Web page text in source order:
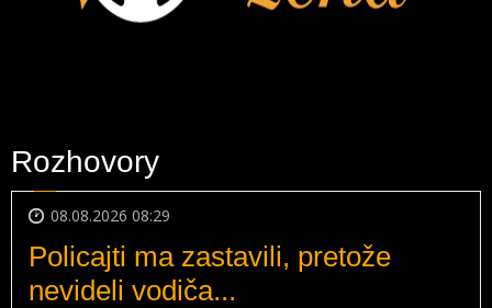
Rozhovory
08.08.2026 08:29
Policajti ma zastavili, pretože
nevideli vodiča...